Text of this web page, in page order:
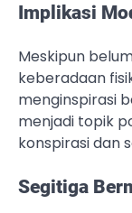
Implikasi
Meskipun
keberadaan
menginspirasi
menjadi topik
konspirasi dan
Segitiga